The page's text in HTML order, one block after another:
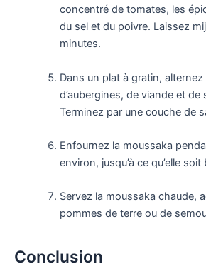
concentré de tomates, les
du sel et du poivre. Laissez
minutes.
Dans un plat à gratin,
d’aubergines, de viande et de
Terminez par une couche de
Enfournez la moussaka
environ, jusqu’à ce qu’elle
Servez la moussaka chaude,
pommes de terre ou de
Conclusion